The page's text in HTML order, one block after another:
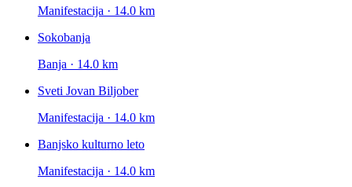
Manifestacija · 14.0 km
Sokobanja
Banja · 14.0 km
Sveti Jovan Biljober
Manifestacija · 14.0 km
Banjsko kulturno leto
Manifestacija · 14.0 km